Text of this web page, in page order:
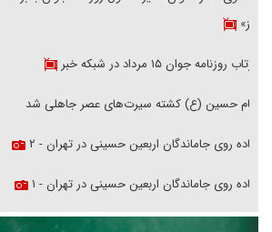
هرمز»
بازتاب روزنامه جوان ۱۵ مرداد در شبکه خبر
امام حسین (ع) کشته سیرت‌های عصر جاهلی شد
پیاده روی جاماندگان اربعین حسینی در تهران - ۲
پیاده روی جاماندگان اربعین حسینی در تهران - ۱
فریاد‌ها و ناله‌های دوستان مبارزدلم را آتش می‌زد